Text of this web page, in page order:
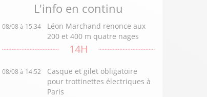
L'info en continu
08/08 à 15:34
Léon Marchand renonce aux
200 et 400 m quatre nages
14H
08/08 à 14:52
Casque et gilet obligatoire
pour trottinettes électriques à
Paris